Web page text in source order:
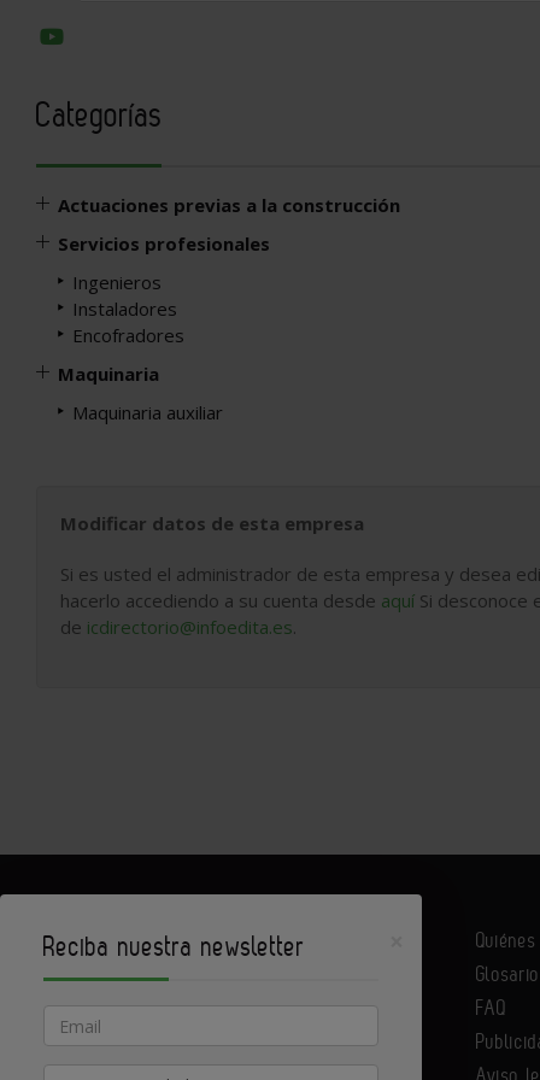
Categorías
Actuaciones previas a la construcción
Servicios profesionales
Ingenieros
Instaladores
Encofradores
Maquinaria
Maquinaria auxiliar
Modificar datos de esta empresa
Si es usted el administrador de esta empresa y desea
hacerlo accediendo a su cuenta desde aquí Si desconoce
de icdirectorio@infoedita.es.
Glosario
FAQ
Reciba nuestra newsletter
Email